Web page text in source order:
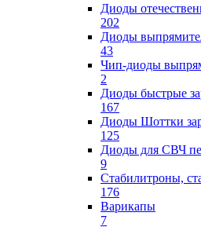
Диоды
202
Диоды
43
Чип-диоды
2
Диоды быстрые
167
Диоды Шоттки
125
Диоды для СВЧ
9
Стабилитроны,
176
Варикапы
7